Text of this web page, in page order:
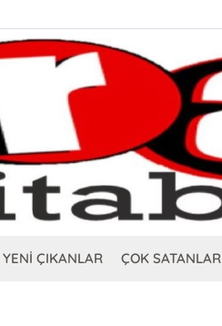
YENİ ÇIKANLAR ÇOK SATANLAR